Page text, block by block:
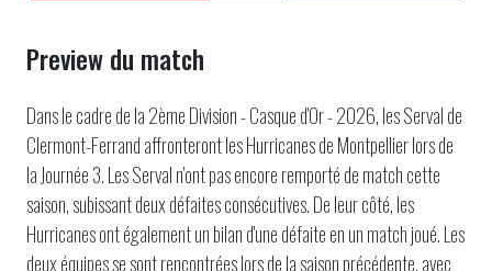
Preview du match
Dans le cadre de la 2ème Division - Casque d'Or - 2026, les Serval de
Clermont-Ferrand affronteront les Hurricanes de Montpellier lors de
la Journée 3. Les Serval n'ont pas encore remporté de match cette
saison, subissant deux défaites consécutives. De leur côté, les
Hurricanes ont également un bilan d'une défaite en un match joué. Les
deux équipes se sont rencontrées lors de la saison précédente, avec